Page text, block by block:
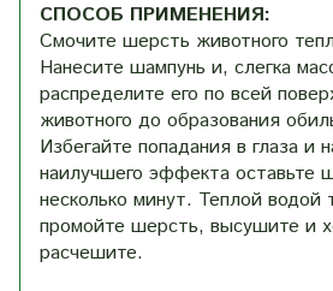
СПОСОБ ПРИМЕНЕНИЯ:
Смочите шерсть животного
Нанесите шампунь и, слегка
распределите его по всей
животного до образования
Избегайте попадания в глаза и
наилучшего эффекта оставьте
несколько минут. Теплой водой
промойте шерсть, высушите и
расчешите.